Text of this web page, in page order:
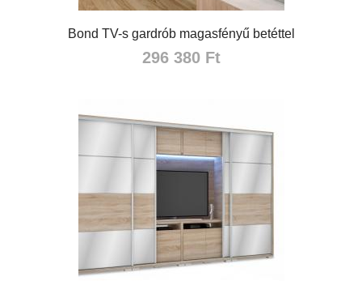
Bond TV-s gardrób magasfényű betéttel
296 380 Ft